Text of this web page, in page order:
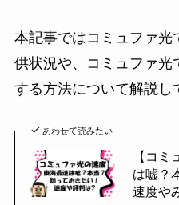
本記事ではコミュファ光
供状況や、コミュファ光
する方法について解説し
あわせて読みたい
【コ
は嘘？
速度や